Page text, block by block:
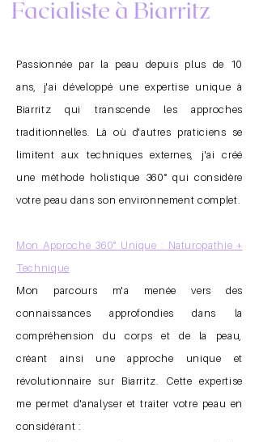
Facialiste à Biarritz
Passionnée par la peau depuis plus de 10
ans, j'ai développé une expertise unique à
Biarritz qui transcende les approches
traditionnelles. Là où d'autres praticiens se
limitent aux techniques externes, j'ai créé
une méthode holistique 360° qui considère
votre peau dans son environnement complet.
Mon Approche 360° Unique : Naturopathie +
Technique
Mon parcours m'a menée vers des
connaissances approfondies dans la
compréhension du corps et de la peau,
créant ainsi une approche unique et
révolutionnaire sur Biarritz. Cette expertise
me permet d'analyser et traiter votre peau en
considérant :